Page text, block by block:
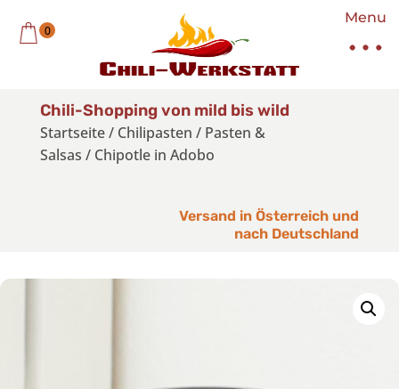
Menu
0
Chili-Shopping von mild bis wild
Startseite/ Chilipasten / Pasten &
Salsas / Chipotle in Adobo
Versand in Österreich und
nach Deutschland